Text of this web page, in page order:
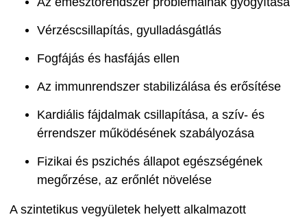
Vérzéscsillapítás, gyulladásgátlás
Fogfájás és hasfájás ellen
Az immunrendszer stabilizálása és erősítése
Kardiális fájdalmak csillapítása, a szív- és
érrendszer működésének szabályozása
Fizikai és pszichés állapot egészségének
megőrzése, az erőnlét növelése
A szintetikus vegyületek helyett alkalmazott